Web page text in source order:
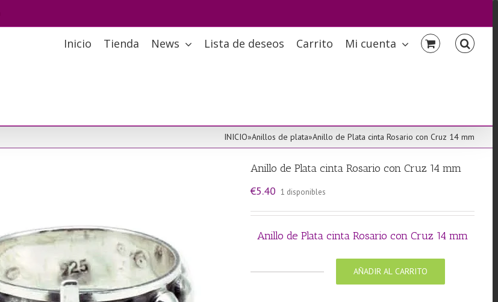
Inicio Tienda News Lista de deseos Carrito Mi cuenta
INICIO»Anillos de plata»Anillo de Plata cinta Rosario con Cruz 14 mm
Anillo de Plata cinta Rosario con Cruz 14 mm
€5.40 1 disponibles
Anillo de Plata cinta Rosario con Cruz 14 mm
AÑADIR AL CARRITO